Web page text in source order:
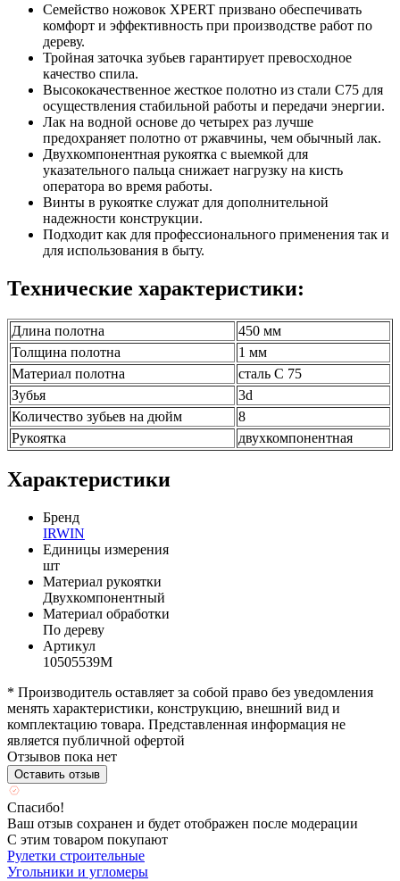
Семейство ножовок XPERT призвано обеспечивать
комфорт и эффективность при производстве работ по
дереву.
Тройная заточка зубьев гарантирует превосходное
качество спила.
Высококачественное жесткое полотно из стали C75 для
осуществления стабильной работы и передачи энергии.
Лак на водной основе до четырех раз лучше
предохраняет полотно от ржавчины, чем обычный лак.
Двухкомпонентная рукоятка с выемкой для
указательного пальца снижает нагрузку на кисть
оператора во время работы.
Винты в рукоятке служат для дополнительной
надежности конструкции.
Подходит как для профессионального применения так и
для использования в быту.
Технические характеристики:
Длина полотна
450 мм
Толщина полотна
1 мм
Материал полотна
сталь С 75
Зубья
3d
Количество зубьев на дюйм
8
Рукоятка
двухкомпонентная
Характеристики
Бренд
IRWIN
Единицы измерения
шт
Материал рукоятки
Двухкомпонентный
Материал обработки
По дереву
Артикул
10505539М
* Производитель оставляет за собой право без уведомления
менять характеристики, конструкцию, внешний вид и
комплектацию товара. Представленная информация не
является публичной офертой
Отзывов пока нет
Оставить отзыв
Спасибо!
Ваш отзыв сохранен и будет отображен после модерации
С этим товаром покупают
Рулетки строительные
Угольники и угломеры